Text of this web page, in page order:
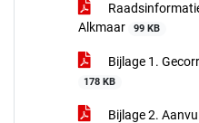
Alkmaar
99 KB
Bijlage 1.
178 KB
Bijlage 2.